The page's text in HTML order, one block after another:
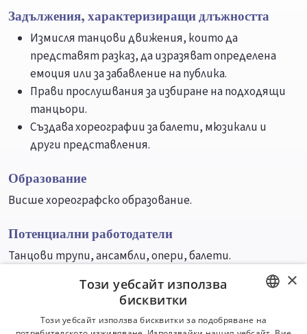
Задължения, характеризиращи длъжността
Измисля танцови движения, които да
представят разказ, да изразяват определена
емоция или за забавление на публика.
Прави прослушвания за избиране на подходящи
танцьори.
Създава хореографии за балети, мюзикали и
други представления.
Образование
Висше хореографско образование.
Потенциални работодатели
Танцови трупи, ансамбли, опери, балети.
Университети Специалности
BULGARIAN
×
Този уебсайт използва
бисквитки
Този уебсайт използва бисквитки за подобряване на